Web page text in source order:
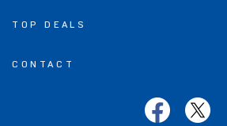
TOP DEALS
CONTACT